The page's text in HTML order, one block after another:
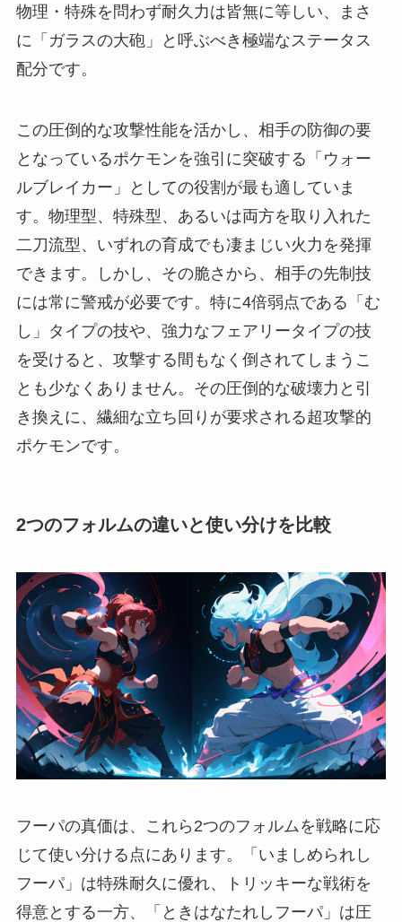
物理・特殊を問わず耐久力は皆無に等しい、まさ
に「ガラスの大砲」と呼ぶべき極端なステータス
配分です。
この圧倒的な攻撃性能を活かし、相手の防御の要
となっているポケモンを強引に突破する「ウォー
ルブレイカー」としての役割が最も適していま
す。物理型、特殊型、あるいは両方を取り入れた
二刀流型、いずれの育成でも凄まじい火力を発揮
できます。しかし、その脆さから、相手の先制技
には常に警戒が必要です。特に4倍弱点である「む
し」タイプの技や、強力なフェアリータイプの技
を受けると、攻撃する間もなく倒されてしまうこ
とも少なくありません。その圧倒的な破壊力と引
き換えに、繊細な立ち回りが要求される超攻撃的
ポケモンです。
2つのフォルムの違いと使い分けを比較
フーパの真価は、これら2つのフォルムを戦略に応
じて使い分ける点にあります。「いましめられし
フーパ」は特殊耐久に優れ、トリッキーな戦術を
得意とする一方、「ときはなたれしフーパ」は圧